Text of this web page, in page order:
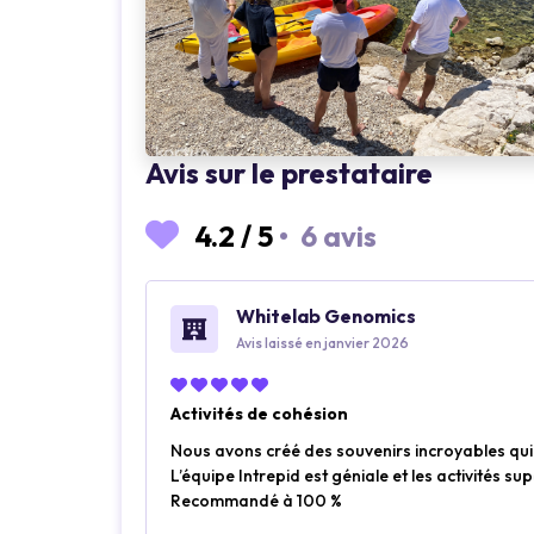
Avis sur le prestataire
4.2 /5 • 6 avis
Whitelab Genomics
Avis laissé en janvier 2026
Activités de cohésion
Nous avons créé des souvenirs incroyables
L’équipe Intrepid est géniale et les activités
Recommandé à 100 %